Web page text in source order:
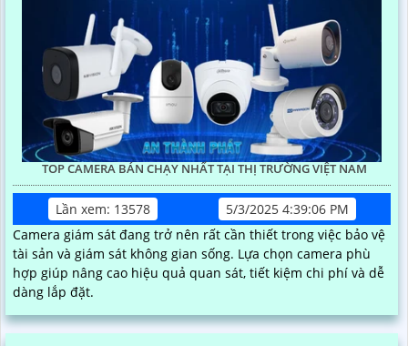
TOP CAMERA BÁN CHẠY NHẤT TẠI THỊ TRƯỜNG VIỆT NAM
Lần xem: 13578
5/3/2025 4:39:06 PM
Camera giám sát đang trở nên rất cần thiết trong việc bảo vệ
tài sản và giám sát không gian sống. Lựa chọn camera phù
hợp giúp nâng cao hiệu quả quan sát, tiết kiệm chi phí và dễ
dàng lắp đặt.